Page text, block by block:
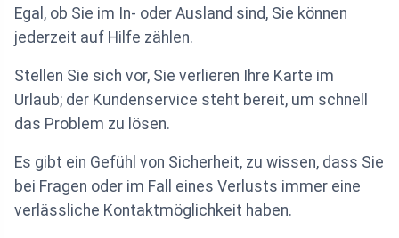
Egal, ob Sie im In- oder Ausland sind, Sie können
jederzeit auf Hilfe zählen.
Stellen Sie sich vor, Sie verlieren Ihre Karte im
Urlaub; der Kundenservice steht bereit, um schnell
das Problem zu lösen.
Es gibt ein Gefühl von Sicherheit, zu wissen, dass Sie
bei Fragen oder im Fall eines Verlusts immer eine
verlässliche Kontaktmöglichkeit haben.